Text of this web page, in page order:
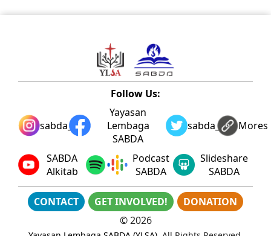
Follow Us:
sabda_ylsa
Yayasan
Lembaga
SABDA
sabda_ylsaMores
SABDA
Alkitab
Podcast
SABDA
Slideshare
SABDA
CONTACT GET INVOLVED!
DONATION
©2026